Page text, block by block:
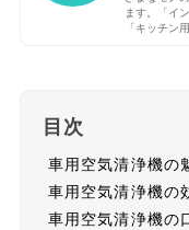
ます。「イ
「キッチン
目次
車用空気清浄機の
車用空気清浄機の
車用空気清浄機の